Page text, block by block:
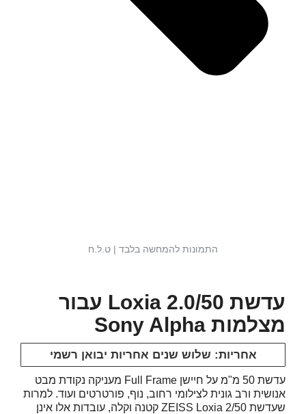
התמונות להמחשה בלבד | ט.ל.ח
עדשת 2.0/50 Loxia עבור
מצלמות Sony Alpha
אחריות: שלוש שנים אחריות יבואן רשמי
עדשת 50 מ"מ על חיישן Full Frame מעניקה נקודת מבט
אנושית ורב גונית לצילומי רחוב, נוף, פורטרטים ועוד. למרות
שעדשת ZEISS Loxia 2/50 קטנה וקלה, עובדות אלו אינן